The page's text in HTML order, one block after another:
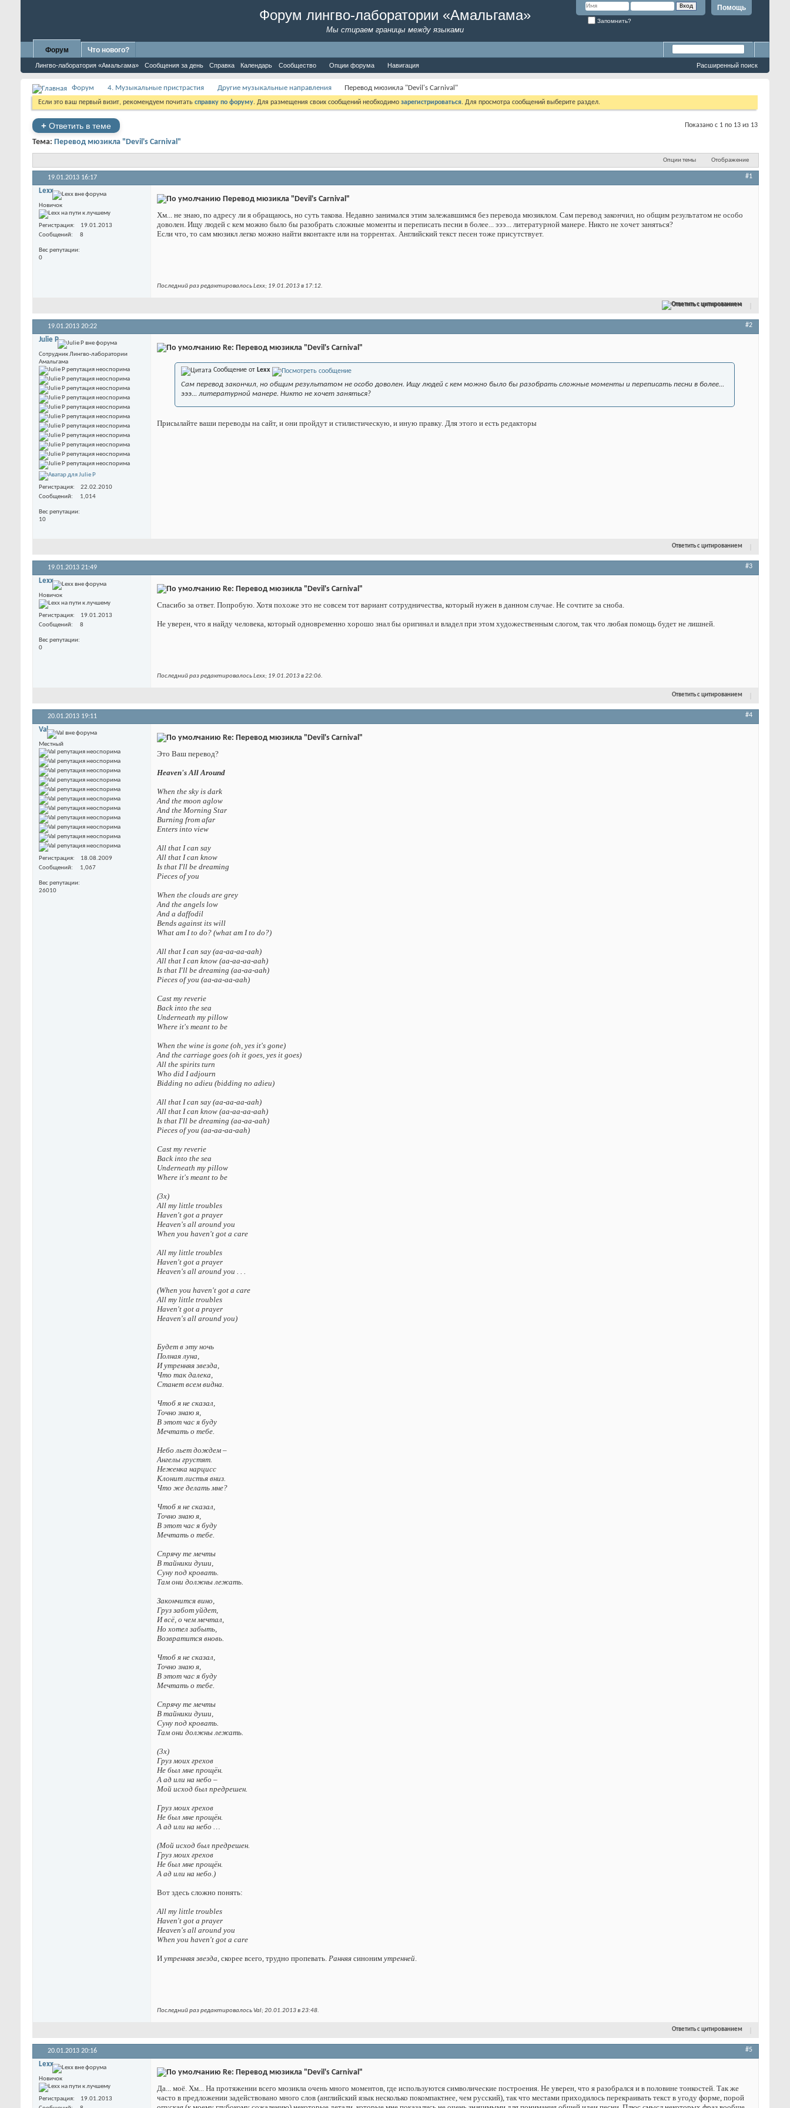
Форум лингво-лаборатории «Амальгама»
Мы стираем границы между языками
Помощь
Запомнить?
Форум
Лингво-лаборатория «Амальгама» Сообщения за день Справка Календарь Сообщество Опции форума Навигация
Что нового?
Расширенный поиск
Форум 4. Музыкальные пристрастия Другие музыкальные направления Перевод мюзикла "Devil's Carnival"
Если это ваш первый визит, рекомендуем почитать справку по форуму. Для размещения своих сообщений необходимо зарегистрироваться. Для просмотра сообщений выберите раздел.
+ Ответить в теме Показано с 1 по 13 из 13
Тема: Перевод мюзикла "Devil's Carnival"
Опции темы Отображение
19.01.2013 16:17 #1
Lexx
Новичок
Регистрация
19.01.2013
Сообщений
8
Вес репутации
0
Перевод мюзикла "Devil's Carnival"
Хм... не знаю, по адресу ли я обращаюсь, но суть такова. Недавно занимался этим залежавшимся без перевода мюзиклом. Сам перевод закончил, но общим результатом не особо
доволен. Ищу людей с кем можно было бы разобрать сложные моменты и переписать песни в более... эээ... литературной манере. Никто не хочет заняться?
Если что, то сам мюзикл легко можно найти вконтакте или на торрентах. Английский текст песен тоже присутствует.
Последний раз редактировалось Lexx; 19.01.2013 в 17:12.
Ответить с цитированием
19.01.2013 20:22 #2
Julie P
Сотрудник Лингво-лаборатории
Амальгама
Регистрация
22.02.2010
Сообщений
1,014
Вес репутации
10
Re: Перевод мюзикла "Devil's Carnival"
Сообщение от Lexx
Сам перевод закончил, но общим результатом не особо доволен. Ищу людей с кем можно было бы разобрать сложные моменты и переписать песни в более...
эээ... литературной манере. Никто не хочет заняться?
Присылайте ваши переводы на сайт, и они пройдут и стилистическую, и иную правку. Для этого и есть редакторы
Ответить с цитированием
19.01.2013 21:49 #3
Lexx
Новичок
Регистрация
19.01.2013
Сообщений
8
Вес репутации
0
Re: Перевод мюзикла "Devil's Carnival"
Спасибо за ответ. Попробую. Хотя похоже это не совсем тот вариант сотрудничества, который нужен в данном случае. Не сочтите за сноба.
Не уверен, что я найду человека, который одновременно хорошо знал бы оригинал и владел при этом художественным слогом, так что любая помощь будет не лишней.
Последний раз редактировалось Lexx; 19.01.2013 в22:06.
Ответить с цитированием
20.01.2013 19:11 #4
Val
Местный
Регистрация
18.08.2009
Сообщений
1,067
Вес репутации
26010
Re: Перевод мюзикла "Devil's Carnival"
Это Ваш перевод?
Heaven's All Around
When the sky is dark
And the moon aglow
And the Morning Star
Burning from afar
Enters into view
All that I can say
All that I can know
Is that I'll be dreaming
Pieces of you
When the clouds are grey
And the angels low
And a daffodil
Bends against its will
What am I to do? (what am I to do?)
All that I can say (aa-aa-aa-aah)
All that I can know (aa-aa-aa-aah)
Is that I'll be dreaming (aa-aa-aah)
Pieces of you (aa-aa-aa-aah)
Cast my reverie
Back into the sea
Underneath my pillow
Where it's meant to be
When the wine is gone (oh, yes it's gone)
And the carriage goes (oh it goes, yes it goes)
All the spirits turn
Who did I adjourn
Bidding no adieu (bidding no adieu)
All that I can say (aa-aa-aa-aah)
All that I can know (aa-aa-aa-aah)
Is that I'll be dreaming (aa-aa-aah)
Pieces of you (aa-aa-aa-aah)
Cast my reverie
Back into the sea
Underneath my pillow
Where it's meant to be
(3х)
All my little troubles
Haven't got a prayer
Heaven's all around you
When you haven't got a care
All my little troubles
Haven't got a prayer
Heaven's all around you . . .
(When you haven't got a care
All my little troubles
Haven't got a prayer
Heaven's all around you)
Будет в эту ночь
Полная луна,
И утренняя звезда,
Что так далека,
Станет всем видна.
Чтоб я не сказал,
Точно знаю я,
В этот час я буду
Мечтать о тебе.
Небо льет дождем –
Ангелы грустят.
Неженка нарцисс
Клонит листья вниз.
Что же делать мне?
Чтоб я не сказал,
Точно знаю я,
В этот час я буду
Мечтать о тебе.
Спрячу те мечты
В тайники души,
Суну под кровать.
Там они должны лежать.
Закончится вино,
Груз забот уйдет,
И всё, о чем мечтал,
Но хотел забыть,
Возвратится вновь.
Чтоб я не сказал,
Точно знаю я,
В этот час я буду
Мечтать о тебе.
Спрячу те мечты
В тайники души,
Суну под кровать.
Там они должны лежать.
(3х)
Груз моих грехов
Не был мне прощён.
А ад или на небо –
Мой исход был предрешен.
Груз моих грехов
Не был мне прощён.
А ад или на небо …
(Мой исход был предрешен.
Груз моих грехов
Не был мне прощён.
А ад или на небо.)
Вот здесь сложно понять:
All my little troubles
Haven't got a prayer
Heaven's all around you
When you haven't got a care
И утренняя звезда, скорее всего, трудно пропевать. Ранняя синоним утренней.
Последний раз редактировалось Val; 20.01.2013 в23:48.
Ответить с цитированием
20.01.2013 20:16 #5
Lexx
Новичок
Регистрация
19.01.2013
Re: Перевод мюзикла "Devil's Carnival"
Да... моё. Хм... На протяжении всего мюзикла очень много моментов, где используются символические построения. Не уверен, что я разобрался и в половине тонкостей. Так же
часто в предложении задействовано много слов (английский язык несколько покомпактнее, чем русский), так что местами приходилось перекраивать текст в угоду форме, порой